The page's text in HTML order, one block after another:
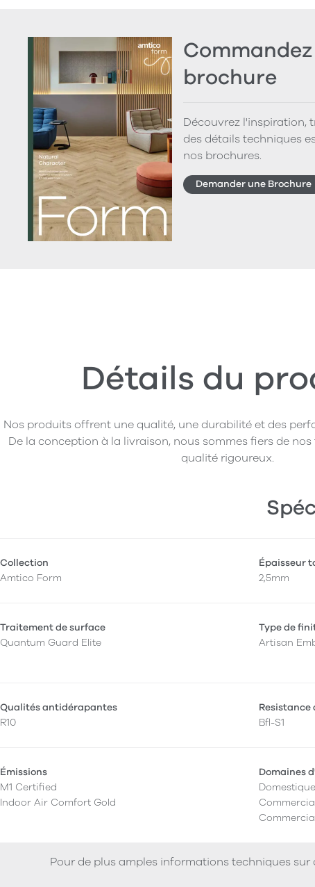
brochure
Découvrez l'inspiration,
des détails techniques
nos brochures.
Demander une Brochure
Détails du
Nos produits offrent une qualité, une durabilité et des
De la conception à la livraison, nous sommes fiers de
qualité rigoureux.
Collection
Amtico Form
Épaisseur
2,5mm
Traitement de surface
Quantum Guard Elite
Type de
Artisan
Qualités antidérapantes
R10
Resistance
Bfl-S1
Émissions
M1 Certified
Indoor Air Comfort Gold
Domaines
Domestique
Pour de plus amples informations techniques